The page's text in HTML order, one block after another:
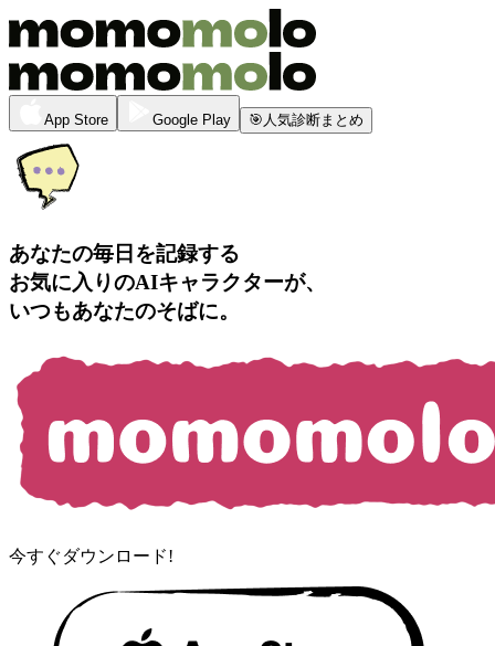
App Store Google Play 🎯 人気診断まとめ
あなたの毎日を記録する
お気に入りのAIキャラクターが、
いつもあなたのそばに。
今すぐダウンロード!